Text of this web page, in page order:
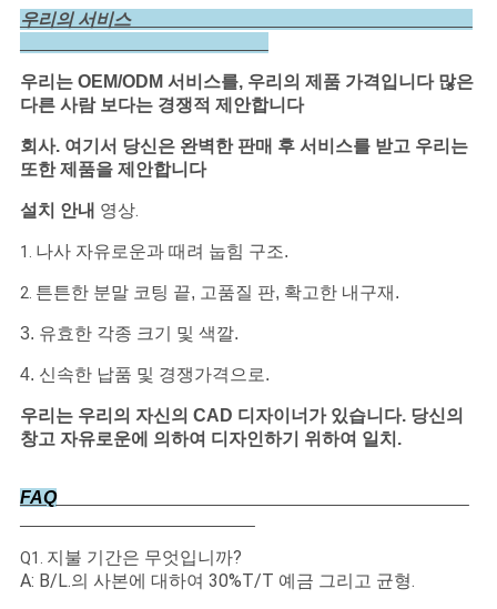
우리의 서비스
우리는 OEM/ODM 서비스를, 우리의 제품 가격입니다 많은
다른 사람 보다는 경쟁적 제안합니다
회사. 여기서 당신은 완벽한 판매 후 서비스를 받고 우리는
또한 제품을 제안합니다
설치 안내 영상.
1. 나사 자유로운과 때려 눕힘 구조.
2. 튼튼한 분말 코팅 끝, 고품질 판, 확고한 내구재.
3. 유효한 각종 크기 및 색깔.
4. 신속한 납품 및 경쟁가격으로.
우리는 우리의 자신의 CAD 디자이너가 있습니다. 당신의
창고 자유로운에 의하여 디자인하기 위하여 일치.
FAQ
Q1. 지불 기간은 무엇입니까?
A: B/L.의 사본에 대하여 30%T/T 예금 그리고 균형.